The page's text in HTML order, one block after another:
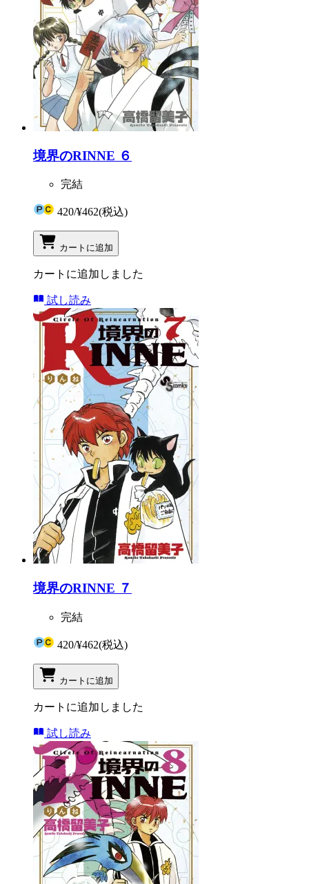
境界のRINNE ６
完結
420/¥462(税込)
カートに追加
カートに追加しました
試し読み
境界のRINNE ７
完結
420/¥462(税込)
カートに追加
カートに追加しました
試し読み